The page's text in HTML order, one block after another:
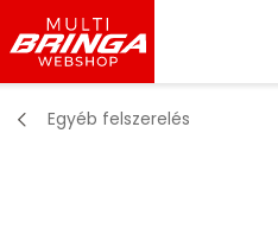
Egyéb felszerelés